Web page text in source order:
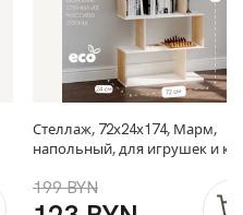
Стеллаж, 72х24х174, Марм,
напольный, для игрушек и
199 BYN